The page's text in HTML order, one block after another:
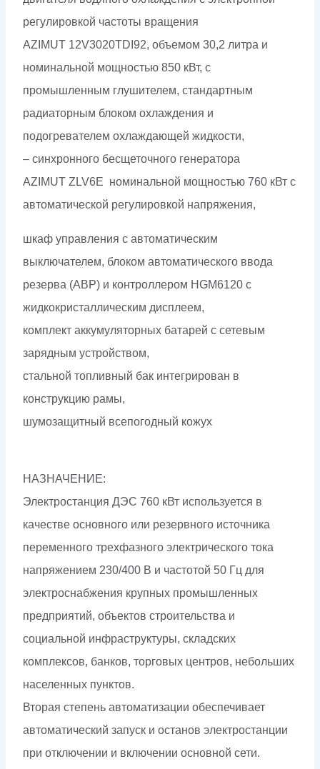
регулировкой частоты вращения
AZIMUT 12V3020TDI92, объемом 30,2 литра и
номинальной мощностью 850 кВт, с
промышленным глушителем, стандартным
радиаторным блоком охлаждения и
подогревателем охлаждающей жидкости,
– синхронного бесщеточного генератора
AZIMUT ZLV6Е номинальной мощностью 760 кВт c
автоматической регулировкой напряжения,
шкаф управления с автоматическим
выключателем, блоком автоматического ввода
резерва (АВР) и контроллером HGM6120 с
жидкокристаллическим дисплеем,
комплект аккумуляторных батарей с сетевым
зарядным устройством,
стальной топливный бак интегрирован в
конструкцию рамы,
шумозащитный всепогодный кожух
НАЗНАЧЕНИЕ:
Электростанция ДЭС 760 кВт используется в
качестве основного или резервного источника
переменного трехфазного электрического тока
напряжением 230/400 В и частотой 50 Гц для
электроснабжения крупных промышленных
предприятий, объектов строительства и
социальной инфраструктуры, складских
комплексов, банков, торговых центров, небольших
населенных пунктов.
Вторая степень автоматизации обеспечивает
автоматический запуск и останов электростанции
при отключении и включении основной сети.